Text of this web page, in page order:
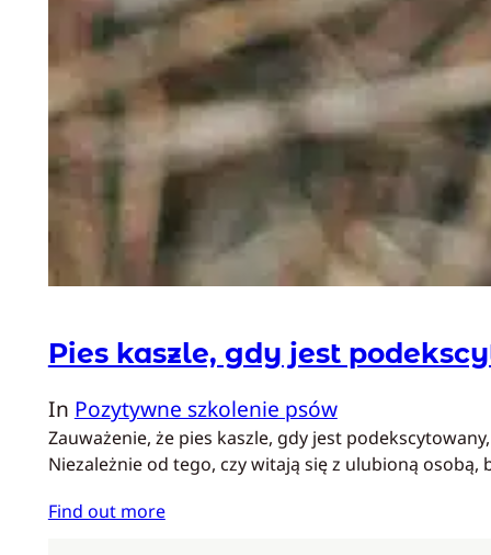
Pies kaszle, gdy jest
In Pozytywne szkolenie psów
Zauważenie, że pies kaszle, gdy jest
Niezależnie od tego, czy witają się z ulubioną osobą,
Find out more